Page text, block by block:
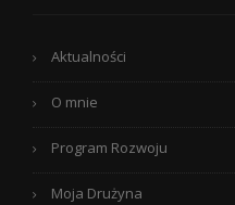
Aktualności
O mnie
Program Rozwoju
Moja Drużyna